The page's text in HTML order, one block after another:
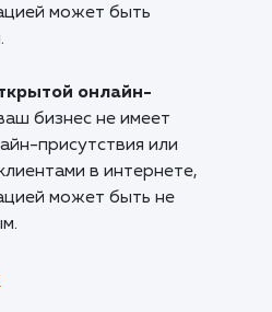
и личностям
которые
от управления
своего имиджа и
к улучшению
помочь компаниям